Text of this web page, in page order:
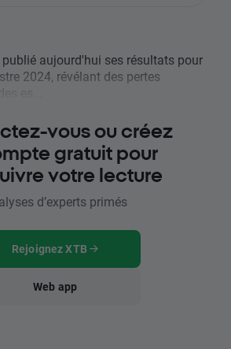
publié aujourd'hui ses résultats pour
2024, révélant des pertes
vous ou créez
gratuit pour
votre lecture
d’experts primés
Rejoignez XTB
Web app